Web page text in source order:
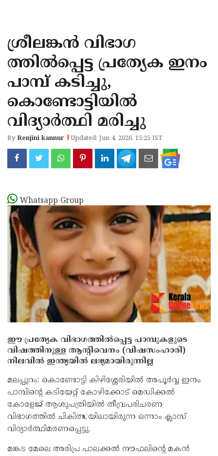
KANNUR
KASARAGOD
ശ്രീലങ്കന്‍ വിഭാഗ
ത്തില്‍പ്പെട്ട പ്രത്യേക ഇനം
പാമ്പ് കടിച്ചു,
കൊണ്ടോട്ടിയിൽ
വിദ്യാര്‍ത്ഥി മരിച്ചു
ByRenjini kannur Updated: Jun 4, 2026, 15:25 IST
Whatsapp Group
ഈ പ്രത്യേക വിഭാഗത്തില്‍പ്പെട്ട പാമ്പുകളുടെ
വിഷത്തിനുള്ള ആന്റിവെനം (വിഷസംഹാരി)
നിലവില്‍ ഇന്ത്യയില്‍ ലഭ്യമായിരുന്നില്ല
മലപ്പുറം: കൊണ്ടോട്ടി കിഴിശ്ശേരിയില്‍ അപൂര്‍വ്വ ഇനം
പാമ്പിന്റെ കടിയേറ്റ് കോഴിക്കോട് മെഡിക്കല്‍
കോളേജ് ആശുപത്രിയില്‍ തീവ്രപരിചരണ
വിഭാഗത്തില്‍ ചികിത്സയിലായിരുന്ന ഒന്നാം ക്ലാസ്
വിദ്യാര്‍ത്ഥിമരണപ്പെട്ടു.
മങ്കട മേലെ അരിപ്ര പാലക്കല്‍ നൗഫലിന്റെ മകന്‍